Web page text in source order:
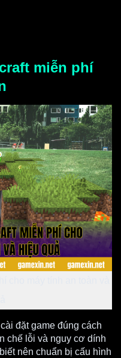
miễn phí
đặt game đúng cách
chế lỗi và nguy cơ dính
nên chuẩn bị cấu hình